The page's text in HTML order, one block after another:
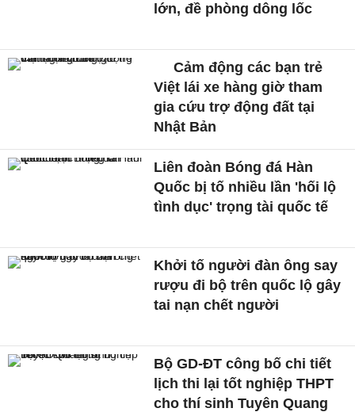
lớn, đề phòng dông lốc
Cảm động các bạn trẻ
Việt lái xe hàng giờ tham
gia cứu trợ động đất tại
Nhật Bản
Liên đoàn Bóng đá Hàn
Quốc bị tố nhiều lần 'hối lộ
tình dục' trọng tài quốc tế
Khởi tố người đàn ông say
rượu đi bộ trên quốc lộ gây
tai nạn chết người
Bộ GD-ĐT công bố chi tiết
lịch thi lại tốt nghiệp THPT
cho thí sinh Tuyên Quang